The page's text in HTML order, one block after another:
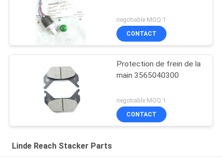
negotiable MOQ:1
CONTACT
Protection de frein de la
main 3565040300
negotiable MOQ:1
CONTACT
Linde Reach Stacker Parts